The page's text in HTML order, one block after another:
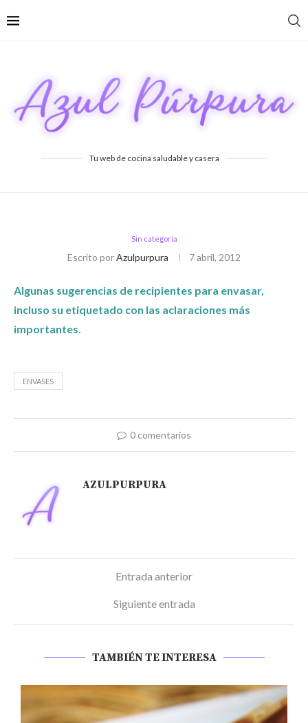
Tu web de cocina saludable y casera
Sin categoría
Escrito porAzulpurpura 7 abril, 2012
Algunas sugerencias de recipientes para envasar,
incluso su etiquetado con las aclaraciones más
importantes.
ENVASES
0 comentarios
AZULPURPURA
Entrada anterior
Siguiente entrada
TAMBIÉN TE INTERESA